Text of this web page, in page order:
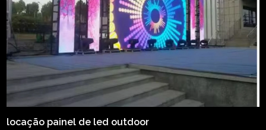
locação painel de led outdoor